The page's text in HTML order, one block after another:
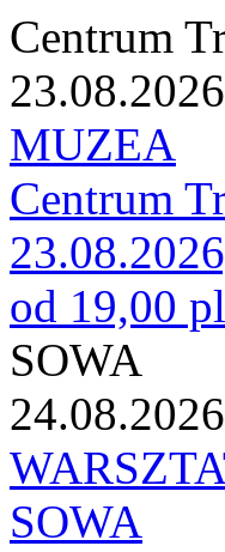
Centrum
MUZEA
Centrum
od 19,00
SOWA
SOWA